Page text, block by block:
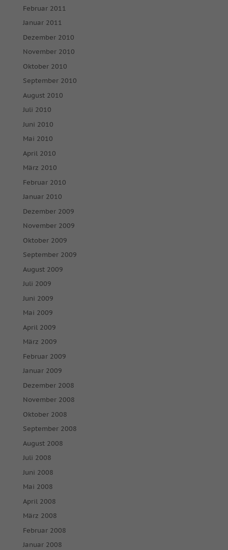
Februar 2011
Januar 2011
Dezember 2010
November 2010
Oktober 2010
September 2010
August 2010
Juli 2010
Juni 2010
Mai 2010
April 2010
März 2010
Februar 2010
Januar 2010
Dezember 2009
November 2009
Oktober 2009
September 2009
August 2009
Juli 2009
Juni 2009
Mai 2009
April 2009
März 2009
Februar 2009
Januar 2009
Dezember 2008
November 2008
Oktober 2008
September 2008
August 2008
Juli 2008
Juni 2008
Mai 2008
April 2008
März 2008
Februar 2008
Januar 2008